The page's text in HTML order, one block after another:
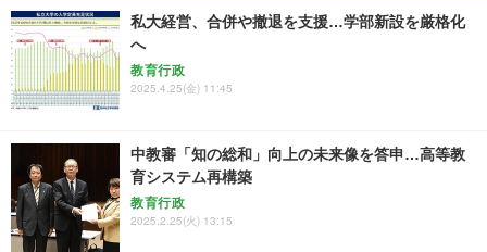
私大経営、合併や撤退を支援…学部新設を厳格化
へ
教育行政
2025.4.25(金) 11:45
中教審「知の総和」向上の未来像を答申…高等教
育システム再構築
教育行政
2025.2.25(火) 13:15